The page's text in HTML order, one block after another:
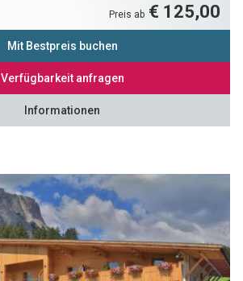
Preis ab € 125,00
Mit Bestpreis buchen
Verfügbarkeit anfragen
Informationen